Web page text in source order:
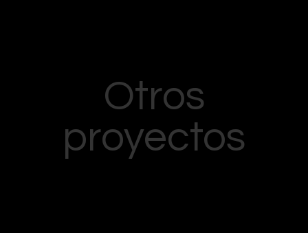
Otros
proyectos